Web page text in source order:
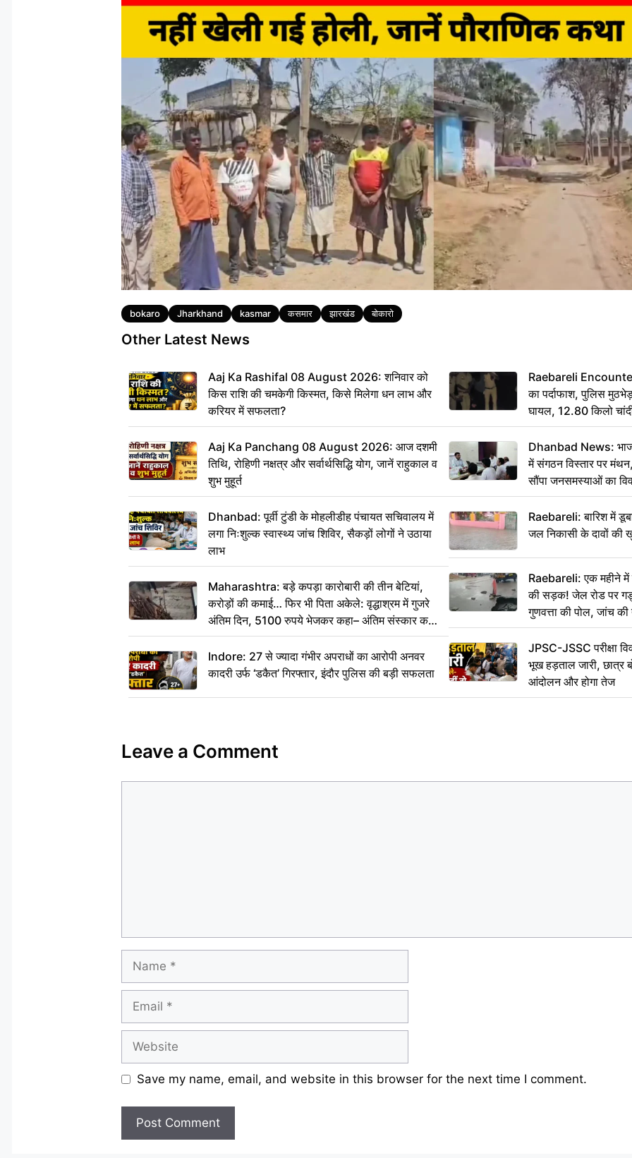
Tags
bokaro Jharkhand kasmar कसमार झारखंड बोकारो
Other Latest News
Aaj Ka Rashifal 08 August 2026: शनिवार को
किस राशि की चमकेगी किस्मत, किसे मिलेगा धन लाभ और
करियर में सफलता?
Aaj Ka Panchang 08 August 2026: आज दशमी
तिथि, रोहिणी नक्षत्र और सर्वार्थसिद्धि योग, जानें राहुकाल व
शुभ मुहूर्त
Dhanbad: पूर्वी टुंडी के मोहलीडीह पंचायत सचिवालय में
लगा निःशुल्क स्वास्थ्य जांच शिविर, सैकड़ों लोगों ने उठाया
लाभ
Maharashtra: बड़े कपड़ा कारोबारी की तीन बेटियां,
करोड़ों की कमाई… फिर भी पिता अकेले: वृद्धाश्रम में गुजरे
अंतिम दिन, 5100 रुपये भेजकर कहा– अंतिम संस्कार कर
दीजिए हम नहीं आ पाएंगे
Indore: 27 से ज्यादा गंभीर अपराधों का आरोपी अनवर
कादरी उर्फ ‘डकैत’ गिरफ्तार, इंदौर पुलिस की बड़ी सफलता
Raebareli
का पर्दाफाश, पुलिस
घायल, 12.80 किलो
Dhanbad News:
में संगठन विस्तार पर
सौंपा जनसमस्याओं का
Raebareli: बारिश में
जल निकासी के दावों की
Raebareli: एक महीने
की सड़क! जेल रोड पर
गुणवत्ता की पोल, जांच की
JPSC-JSSC परीक्षा
भूख हड़ताल जारी, छात्र
आंदोलन और होगा तेज
Leave a Comment
Name
Email
Website
Save my name, email, and website in this browser for the next time I comment.